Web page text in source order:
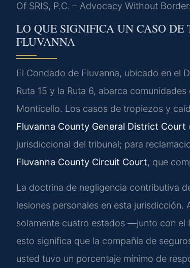
Of SRIS, P.C. – Advocacy Without
LO QUE SIGNIFICA UN CASO
FLUVANNA
El Condado de Fluvanna, ubicado en el
Ruta 15 y la Ruta 6, abarca
Monticello. Los casos de tropiezos y
Fluvanna County General District Court
jurisdiccional del tribunal; para
Fluvanna County Circuit Court, que
La doctrina de negligencia contributiva
lesiones personales en esta
solamente cuatro estados —junto con el
esto significa que la compañía de
usted tuvo un porcentaje mínimo de